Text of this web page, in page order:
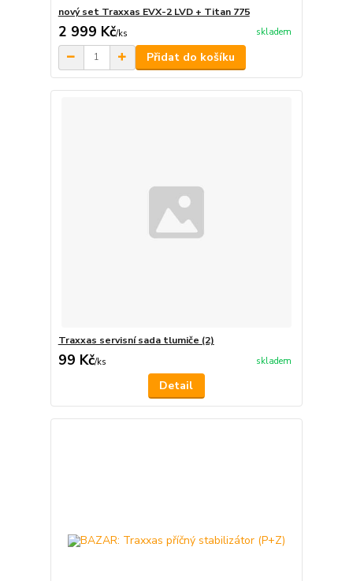
nový set Traxxas EVX-2 LVD + Titan 775
2 999 Kč/ks skladem
Přidat do košíku
Traxxas servisní sada tlumiče (2)
99 Kč/ks skladem
Detail